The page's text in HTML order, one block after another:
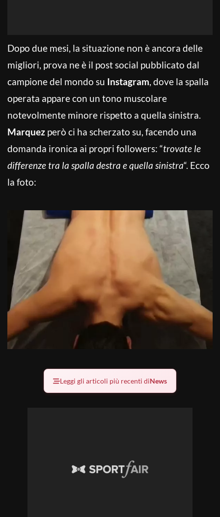
Dopo due mesi, la situazione non è ancora delle
migliori, prova ne è il post social pubblicato dal
campione del mondo su Instagram, dove la spalla
operata appare con un tono muscolare
notevolmente minore rispetto a quella sinistra.
Marquez però ci ha scherzato su, facendo una
domanda ironica ai propri followers: “trovate le
differenze tra la spalla destra e quella sinistra“. Ecco
la foto:
Leggi gli articoli più recenti diNews